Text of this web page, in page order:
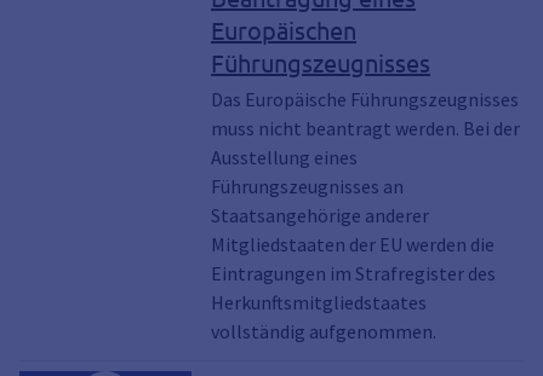
Europäischen
Führungszeugnisses
Das Europäische Führungszeugnisses
muss nicht beantragt werden. Bei der
Ausstellung eines
Führungszeugnisses an
Staatsangehörige anderer
Mitgliedstaaten der EU werden die
Eintragungen im Strafregister des
Herkunftsmitgliedstaates
vollständig aufgenommen.